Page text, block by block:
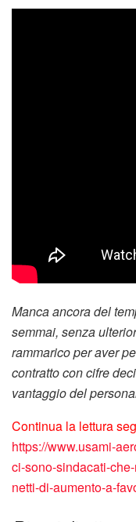
Manca ancora del
semmai, senza
rammarico per aver
contratto con cifre
vantaggio del
Continua la lettura
https://www.usami-
ci-sono-sindacati-
netti-di-aumento-a-